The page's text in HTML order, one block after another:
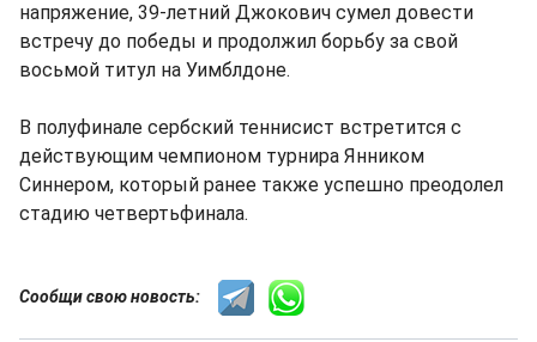
напряжение, 39-летний Джокович сумел довести
встречу до победы и продолжил борьбу за свой
восьмой титул на Уимблдоне.
В полуфинале сербский теннисист встретится с
действующим чемпионом турнира Янником
Синнером, который ранее также успешно преодолел
стадию четвертьфинала.
Сообщи свою новость: